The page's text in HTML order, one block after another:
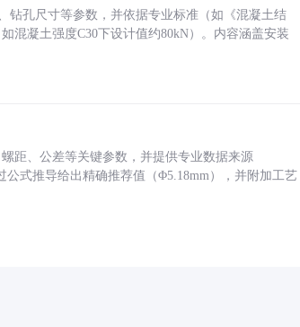
钻孔尺寸等参数，并依据专业标准（如《混凝土结
混凝土强度C30下设计值约80kN）。内容涵盖安装
距、公差等关键参数，并提供专业数据来源
公式推导给出精确推荐值（Φ5.18mm），并附加工艺